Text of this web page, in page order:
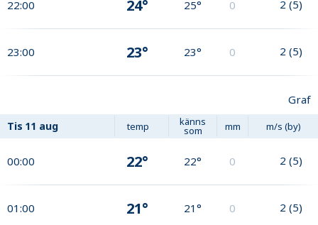
22:00 24° 25° 0 2 (5)
23:00 23° 23° 0 2 (5)
Graf
Tis 11 aug temp känns
som mm m/s (by)
00:00 22° 22° 0 2 (5)
01:00 21° 21° 0 2 (5)